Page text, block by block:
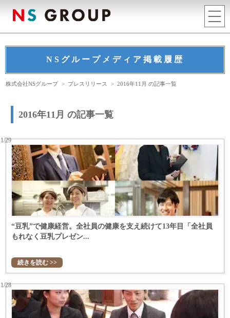
NSグループメディア掲載履歴
株式会社NSグループ > プレスリリース >2016年11月 の記事一覧
2016年11月 の記事一覧
“豆乳”で健康経営。全社員の健康を支え続けて13年目「全社員
もれなく豆乳プレゼン...
29
続きを読む >>
28